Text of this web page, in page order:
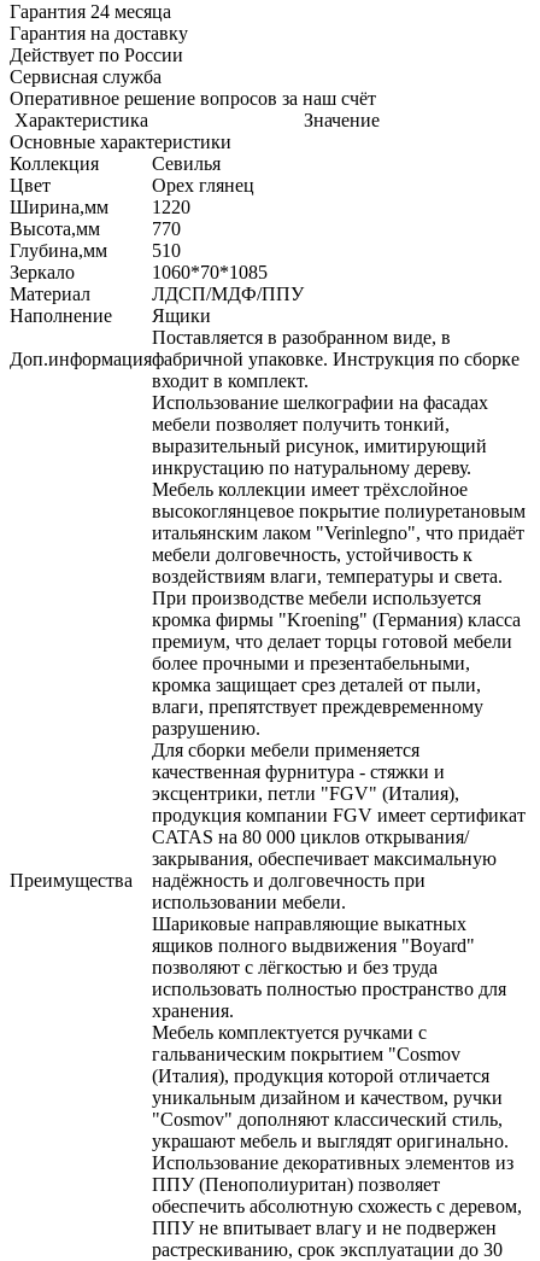
Гарантия 24 месяца
Гарантия на доставку
Действует по России
Сервисная служба
Оперативное решение вопросов за наш счёт
Характеристика
Значение
Основные характеристики
Коллекция
Севилья
Цвет
Орех глянец
Ширина,мм
1220
Высота,мм
770
Глубина,мм
510
Зеркало
1060*70*1085
Материал
ЛДСП/МДФ/ППУ
Наполнение
Ящики
Доп.информация
Поставляется в разобранном виде, в
фабричной упаковке. Инструкция по сборке
входит в комплект.
Преимущества
Использование шелкографии на фасадах
мебели позволяет получить тонкий,
выразительный рисунок, имитирующий
инкрустацию по натуральному дереву.
Мебель коллекции имеет трёхслойное
высокоглянцевое покрытие полиуретановым
итальянским лаком "Verinlegno", что придаёт
мебели долговечность, устойчивость к
воздействиям влаги, температуры и света.
При производстве мебели используется
кромка фирмы "Kroening" (Германия) класса
премиум, что делает торцы готовой мебели
более прочными и презентабельными,
кромка защищает срез деталей от пыли,
влаги, препятствует преждевременному
разрушению.
Для сборки мебели применяется
качественная фурнитура - стяжки и
эксцентрики, петли "FGV" (Италия),
продукция компании FGV имеет сертификат
CATAS на 80 000 циклов открывания/
закрывания, обеспечивает максимальную
надёжность и долговечность при
использовании мебели.
Шариковые направляющие выкатных
ящиков полного выдвижения "Boyard"
позволяют с лёгкостью и без труда
использовать полностью пространство для
хранения.
Мебель комплектуется ручками с
гальваническим покрытием "Cosmov
(Италия), продукция которой отличается
уникальным дизайном и качеством, ручки
"Cosmov" дополняют классический стиль,
украшают мебель и выглядят оригинально.
Использование декоративных элементов из
ППУ (Пенополиуритан) позволяет
обеспечить абсолютную схожесть с деревом,
ППУ не впитывает влагу и не подвержен
растрескиванию, срок эксплуатации до 30